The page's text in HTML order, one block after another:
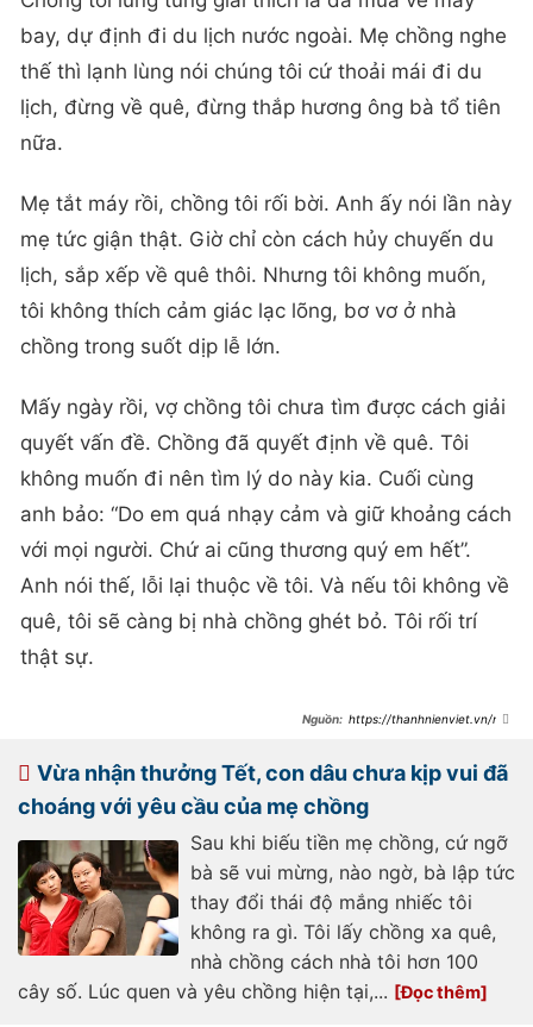
bay, dự định đi du lịch nước ngoài. Mẹ chồng nghe
thế thì lạnh lùng nói chúng tôi cứ thoải mái đi du
lịch, đừng về quê, đừng thắp hương ông bà tổ tiên
nữa.
Mẹ tắt máy rồi, chồng tôi rối bời. Anh ấy nói lần này
mẹ tức giận thật. Giờ chỉ còn cách hủy chuyến du
lịch, sắp xếp về quê thôi. Nhưng tôi không muốn,
tôi không thích cảm giác lạc lõng, bơ vơ ở nhà
chồng trong suốt dịp lễ lớn.
Mấy ngày rồi, vợ chồng tôi chưa tìm được cách giải
quyết vấn đề. Chồng đã quyết định về quê. Tôi
không muốn đi nên tìm lý do này kia. Cuối cùng
anh bảo: “Do em quá nhạy cảm và giữ khoảng cách
với mọi người. Chứ ai cũng thương quý em hết”.
Anh nói thế, lỗi lại thuộc về tôi. Và nếu tôi không về
quê, tôi sẽ càng bị nhà chồng ghét bỏ. Tôi rối trí
thật sự.
https://thanhnienviet.vn/me
yen-209250107201338812.htm
Vừa nhận thưởng Tết, con dâu chưa kịp vui đã
choáng với yêu cầu của mẹ chồng
Sau khi biếu tiền mẹ chồng, cứ ngỡ
bà sẽ vui mừng, nào ngờ, bà lập tức
thay đổi thái độ mắng nhiếc tôi
không ra gì. Tôi lấy chồng xa quê,
nhà chồng cách nhà tôi hơn 100
cây số. Lúc quen và yêu chồng hiện tại,...